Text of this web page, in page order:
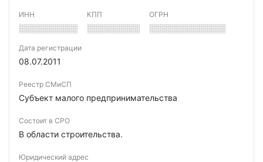
ИНН
░░░░░░░░░░
КПП
░░░░░░░░░
ОГРН
░░░░░░░░░░░░░
Дата регистрации
08.07.2011
Реестр СМиСП
Субъект малого предпринимательства
Состоит в СРО
В области строительства.
Юридический адрес